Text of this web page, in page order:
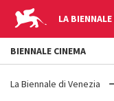
LA
YOUR
ARE
La Biennale di Venezia
BIENNALE CINEMA